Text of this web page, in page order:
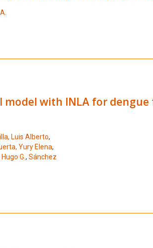
model with INLA for
Luis Alberto,
Yury Elena,
G., Sánchez